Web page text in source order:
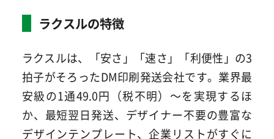
ラクスルの特徴
ラクスルは、「安さ」「速さ」「利便性」の3
拍子がそろったDM印刷発送会社です。業界最
安級の1通49.0円（税不明）～を実現するほ
か、最短翌日発送、デザイナー不要の豊富な
デザインテンプレート、企業リストがすぐに